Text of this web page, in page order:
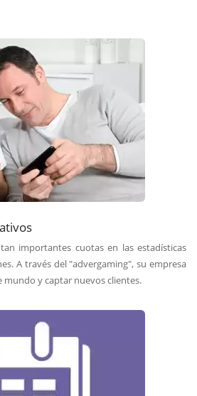
importantes cuotas en las estadísticas
A través del "advergaming", su empresa
mundo y captar nuevos clientes.